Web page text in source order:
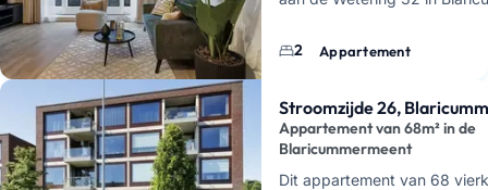
verhuur
. Je krijgt hier een
2 Appartement
Stroomzijde 26,
Appartement van 68m² in de
Blaricummermeent
Dit appartement van 68